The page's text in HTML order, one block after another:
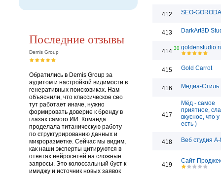
Последние отзывы
Demis Group
Обратились в Demis Group за
аудитом и настройкой видимости в
генеративных поисковиках. Нам
объяснили, что классическое сео
тут работает иначе, нужно
формировать доверие к бренду в
глазах самого ИИ. Команда
проделала титаническую работу
по структурированию данных и
микроразметке. Сейчас мы видим,
как наши эксперты цитируются в
ответах нейросетей на сложные
запросы. Это колоссальный буст к
имиджу и источник новых заявок
412 SEO-GORODA
413 DarkArt3D
414 30
415 Gold Carrot
416 Медиа-Стиль
417
Мёд - самое
приятное,
вкусное, что
есть )
418 Веб студия
419
Сайт